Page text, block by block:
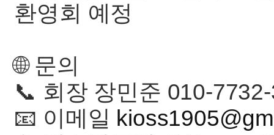
환영회 예정
🌐 문의
📞 회장 장민준 010-
📧 이메일